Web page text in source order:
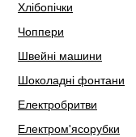
Хлібопічки
Чоппери
Швейні машини
Шоколадні фонтани
Електробритви
Електром'ясорубки